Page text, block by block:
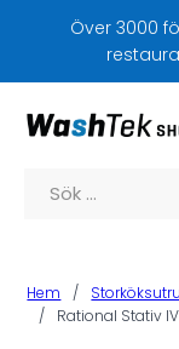
Över 3000
Sök
Hem /
/
Rational Stativ